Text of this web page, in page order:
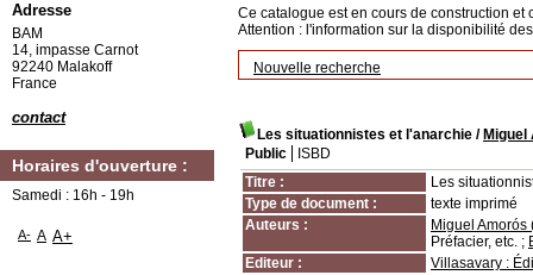
Ce catalogue est en cours de construction
Attention : l'information sur la disponibilité
Nouvelle recherche
Les situationnistes et l'anarchie / Miguel
Public
ISBD
Titre :
Les
Type de document :
texte imprimé
Auteurs :
Miguel Amorós
Préfacier, etc. ;
Editeur :
Villasavary :
Adresse
BAM
14, impasse Carnot
92240 Malakoff
France
contact
Horaires d'ouverture :
Samedi : 16h - 19h
A- A A+